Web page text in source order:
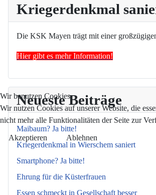
Kriegerdenkmal
Die KSK Mayen trägt mit einer
Hier gibt es mehr Information!
Neueste Beiträge
Maibaum? Ja bitte!
Kriegerdenkmal in Wierschem saniert
Smartphone? Ja bitte!
Ehrung für die Küsterfrauen
Essen schmeckt in Gesellschaft besser
Wir benutzen Cookies
Wir nutzen Cookies auf unserer Website, die
nicht mehr alle Funktionalitäten der Seite zur
Akzeptieren Ablehnen